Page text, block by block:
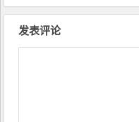
文
发表评论